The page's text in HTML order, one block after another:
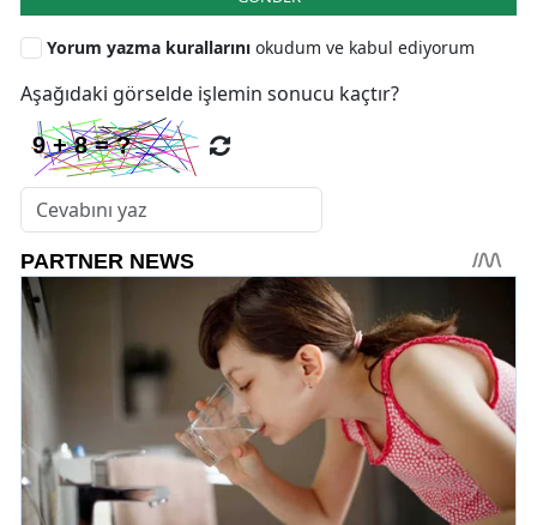
Yorum yazma kurallarını okudum ve kabul ediyorum
Aşağıdaki görselde işlemin sonucu kaçtır?